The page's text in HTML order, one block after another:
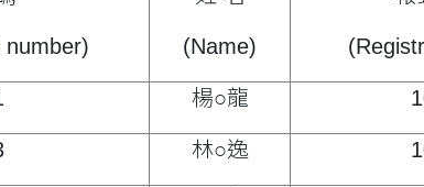
number) (Name)
楊○龍
林○逸